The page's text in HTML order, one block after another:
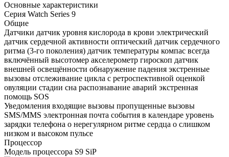
Основные характеристики
Серия Watch Series 9
Общие
Датчики датчик уровня кислорода в крови электрический
датчик сердечной активности оптический датчик сердечного
ритма (3‑го поколения) датчик температуры компас всегда
включённый высотомер акселерометр гироскоп датчик
внешней освещённости обнаружение падения экстренные
вызовы отслеживание цикла с ретроспективной оценкой
овуляции стадии сна распознавание аварий экстренная
помощь SOS
Уведомления входящие вызовы пропущенные вызовы
SMS/MMS электронная почта события в календаре уровень
зарядки телефона о нерегулярном ритме сердца о слишком
низком и высоком пульсе
Процессор
Модель процессора S9 SiP